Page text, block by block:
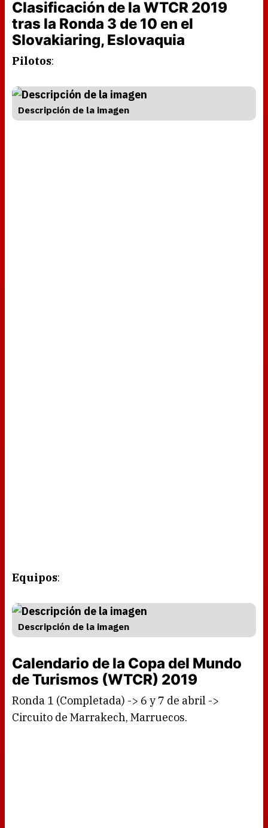
Clasificación de la WTCR 2019
tras la Ronda 3 de 10 en el
Slovakiaring, Eslovaquia
Pilotos:
Descripción de la imagen
Equipos:
Descripción de la imagen
Calendario de la Copa del Mundo
de Turismos (WTCR) 2019
Ronda 1 (Completada) -> 6 y 7 de abril ->
Circuito de Marrakech, Marruecos.